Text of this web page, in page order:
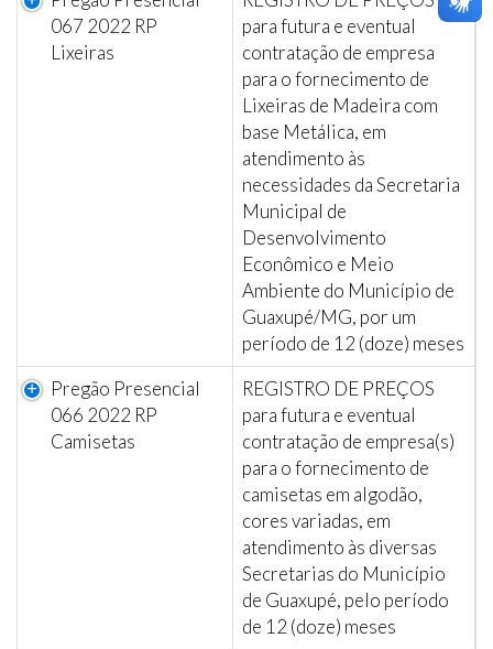
067 2022 RP
Lixeiras
para futura e eventual
contratação de empresa
para o fornecimento de
Lixeiras de Madeira com
base Metálica, em
atendimento às
necessidades da Secretaria
Municipal de
Desenvolvimento
Econômico e Meio
Ambiente do Município de
Guaxupé/MG, por um
período de 12 (doze) meses
Pregão Presencial
066 2022 RP
Camisetas
REGISTRO DE PREÇOS
para futura e eventual
contratação de empresa(s)
para o fornecimento de
camisetas em algodão,
cores variadas, em
atendimento às diversas
Secretarias do Município
de Guaxupé, pelo período
de 12 (doze) meses